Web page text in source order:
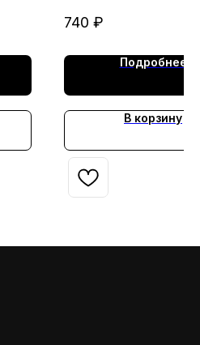
26.02.2025г.)
Грета МАРКА
740 ₽
Подробнее
В корзину